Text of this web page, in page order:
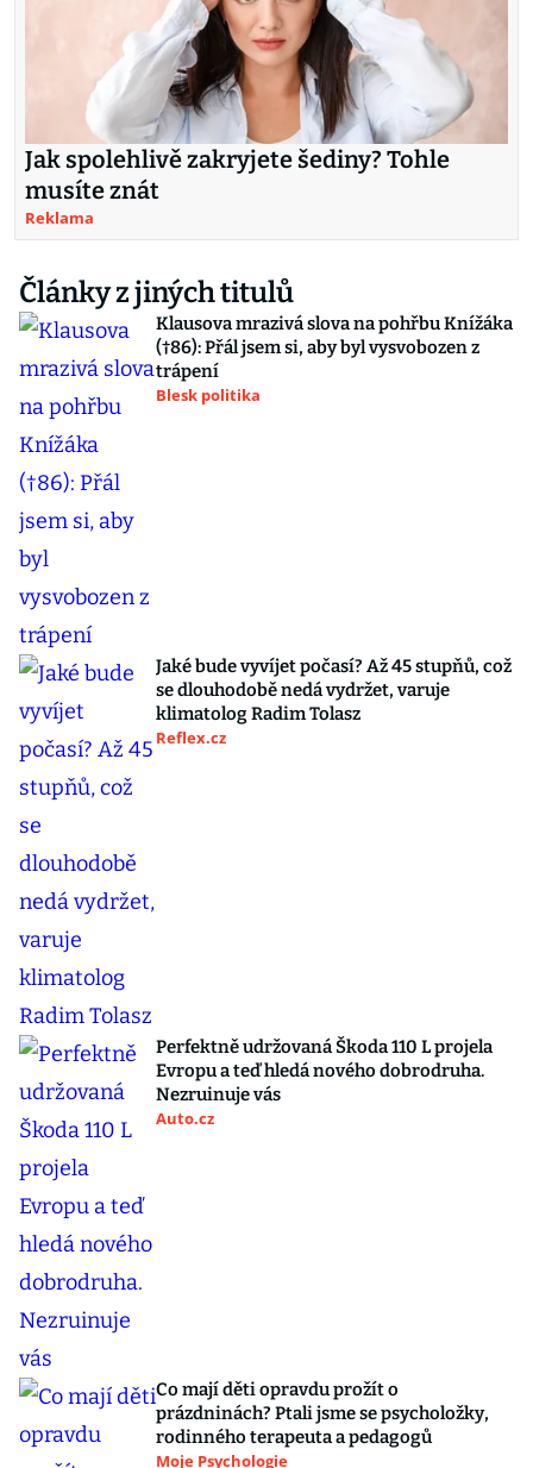
Jak spolehlivě zakryjete šediny? Tohle
musíte znát
Reklama
Články z jiných titulů
Klausova mrazivá slova na pohřbu Knížáka
(†86): Přál jsem si, aby byl vysvobozen z
trápení
Blesk politika
Jaké bude vyvíjet počasí? Až 45 stupňů, což
se dlouhodobě nedá vydržet, varuje
klimatolog Radim Tolasz
Reflex.cz
Perfektně udržovaná Škoda 110 L projela
Evropu a teď hledá nového dobrodruha.
Nezruinuje vás
Auto.cz
Co mají děti opravdu prožít o
prázdninách? Ptali jsme se psycholožky,
rodinného terapeuta a pedagogů
Moje Psychologie